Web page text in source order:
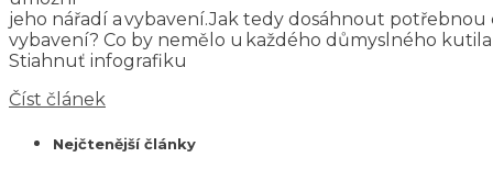
jeho nářadí a vybavení.Jak tedy dosáhnout
vybavení? Co by nemělo u každého důmyslného
Stiahnuť infografiku
Číst článek
Nejčtenější články